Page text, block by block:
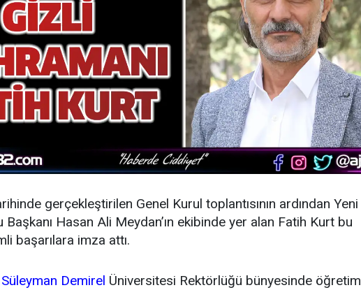
gerçekleştirilen Genel Kurul toplantısının ardından Yeni
Hasan Ali Meydan’ın ekibinde yer alan Fatih Kurt bu
başarılara imza attı.
Süleyman Demirel Üniversitesi Rektörlüğü bünyesinde öğretim